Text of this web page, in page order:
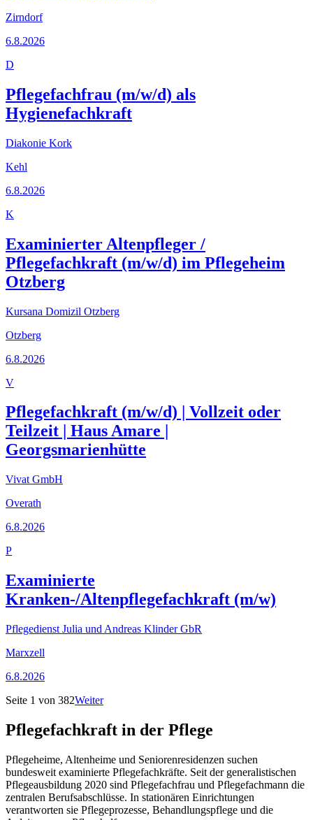
Zirndorf
6.8.2026
D
Pflegefachfrau (m/w/d) als
Hygienefachkraft
Diakonie Kork
Kehl
6.8.2026
K
Examinierter Altenpfleger /
Pflegefachkraft (m/w/d) im Pflegeheim
Otzberg
Kursana Domizil Otzberg
Otzberg
6.8.2026
V
Pflegefachkraft (m/w/d) | Vollzeit oder
Teilzeit | Haus Amare |
Georgsmarienhütte
Vivat GmbH
Overath
6.8.2026
P
Examinierte
Kranken-/Altenpflegefachkraft (m/w)
Pflegedienst Julia und Andreas Klinder GbR
Marxzell
6.8.2026
Seite 1 von 382Weiter
Pflegefachkraft in der Pflege
Pflegeheime, Altenheime und Seniorenresidenzen suchen
bundesweit examinierte Pflegefachkräfte. Seit der generalistischen
Pflegeausbildung 2020 sind Pflegefachfrau und Pflegefachmann die
zentralen Berufsabschlüsse. In stationären Einrichtungen
verantworten sie Pflegeprozesse, Behandlungspflege und die